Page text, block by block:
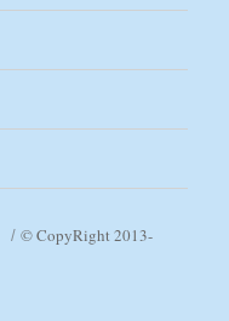
© CopyRight 2013-